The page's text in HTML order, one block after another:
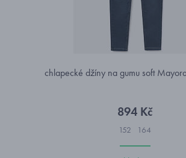
chlapecké džíny na gumu soft
894 Kč
152 164